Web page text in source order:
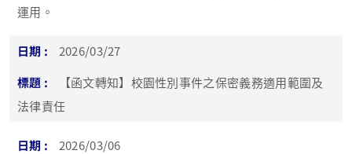
運用。
2026/03/27
【函文轉知】校園性別事件之保密義務適用範圍及
法律責任
2026/03/06